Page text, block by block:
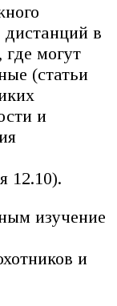
в
могут
(статьи
и
12.10).
изучение
и